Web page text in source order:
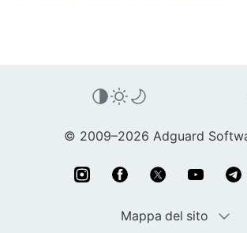
© 2009–2026 Adguard
Mappa del sito